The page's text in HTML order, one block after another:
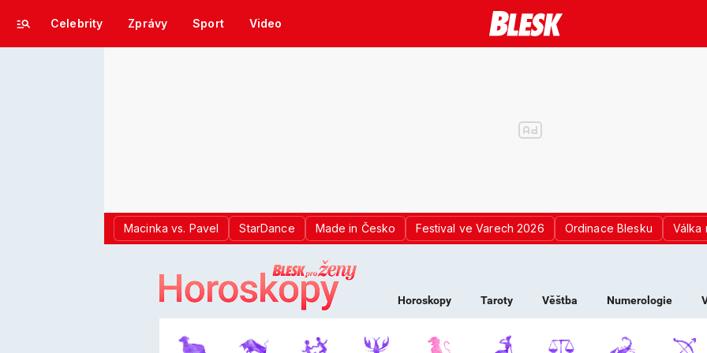
Celebrity Zprávy Sport Video
Macinka vs. Pavel StarDance Made in Česko Festival ve Varech 2026 Ordinace Blesku Válka
LOGO BLESK PRO ŽENY -
Horoskopy Taroty Věštba Numerologie